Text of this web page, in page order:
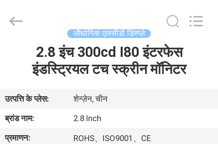
हमारे
बारे
Optoelectronic
औद्योगिक एलसीडी डिस्प्ले
2.8 इंच 300cd I80 इंटरफेस
इंडस्ट्रियल टच स्क्रीन मॉनिटर
उत्पत्ति के प्लेस:
शेन्ज़ेन, चीन
ब्रांड नाम:
2.8 Inch
प्रमाणन:
ROHS、ISO9001、CE